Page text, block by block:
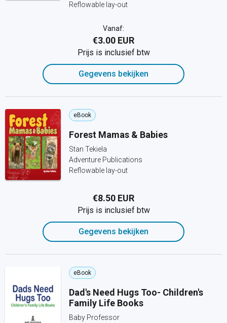
Reflowable lay-out
Vanaf:
€3.00 EUR
Prijs is inclusief btw
Gegevens bekijken
eBook
Forest Mamas & Babies
Stan Tekiela
Adventure Publications
Reflowable lay-out
€8.50 EUR
Prijs is inclusief btw
Gegevens bekijken
eBook
Dad's Need Hugs Too- Children's
Family Life Books
Baby Professor